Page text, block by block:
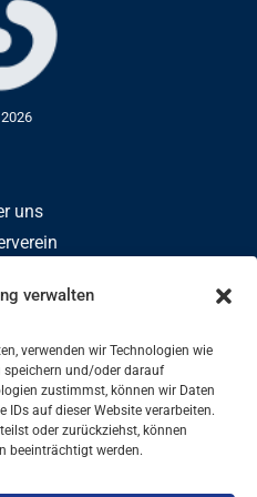
verwalten
verwenden wir Technologien wie
speichern und/oder darauf
zustimmst, können wir Daten
IDs auf dieser Website verarbeiten.
oder zurückziehst, können
beeinträchtigt werden.
uns